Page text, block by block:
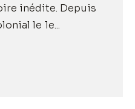
inédite. Depuis
le 1e...